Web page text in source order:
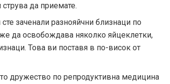
да приемате.
заченали разнояйчни близнаци по
да освобождава няколко яйцеклетки,
Това ви поставя в по-висок от
дружество по репродуктивна медицина